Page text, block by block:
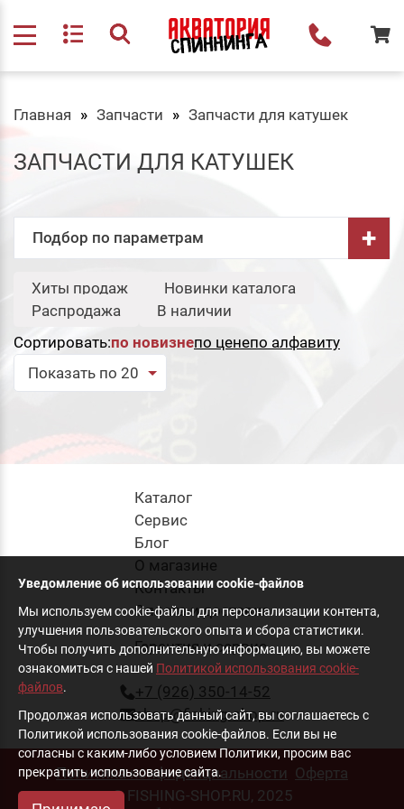
Главная Запчасти Запчасти для катушек
ЗАПЧАСТИ ДЛЯ КАТУШЕК
Подбор по параметрам +
Бренд:
Свернуть
Jig It
Сбросить
Хиты продаж
Новинки каталога
Распродажа
В наличии
Сортировать:по новизнепо ценепо алфавиту
Показать по 20
Каталог
Cервис
Блог
О магазине
Контакты
Оплата и доставка
Гарантия и сервис
+7 (926) 350-14-52
shop@fishing-shop.ru
Политика конфиденциальности Оферта
© FISHING-SHOP.RU, 2025
Уведомление об использовании cookie-файлов
Мы используем cookie-файлы для персонализации контента,
улучшения пользовательского опыта и сбора статистики.
Чтобы получить дополнительную информацию, вы можете
ознакомиться с нашей Политикой использования cookie-
файлов.
Продолжая использовать данный сайт, вы соглашаетесь с
Политикой использования cookie-файлов. Если вы не
согласны с каким-либо условием Политики, просим вас
прекратить использование сайта.